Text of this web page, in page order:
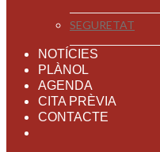
SEGURETAT
NOTÍCIES
PLÀNOL
AGENDA
CITA PRÈVIA
CONTACTE